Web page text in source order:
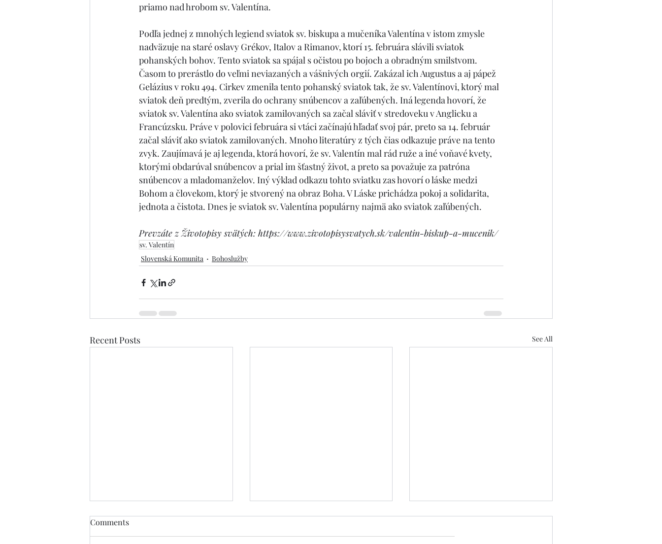
priamo nad hrobom sv. Valentína.
Podľa jednej z mnohých legiend sviatok sv. biskupa a mučeníka Valentína v istom zmysle
nadväzuje na staré oslavy Grékov, Italov a Rimanov, ktorí 15. februára slávili sviatok
pohanských bohov. Tento sviatok sa spájal s očistou po bojoch a obradným smilstvom.
Časom to prerástlo do veľmi neviazaných a vášnivých orgií. Zakázal ich Augustus a aj pápež
Gelázius v roku 494. Cirkev zmenila tento pohanský sviatok tak, že sv. Valentínovi, ktorý mal
sviatok deň predtým, zverila do ochrany snúbencov a zaľúbených. Iná legenda hovorí, že
sviatok sv. Valentína ako sviatok zamilovaných sa začal sláviť v stredoveku v Anglicku a
Francúzsku. Práve v polovici februára si vtáci začínajú hľadať svoj pár, preto sa 14. február
začal sláviť ako sviatok zamilovaných. Mnoho literatúry z tých čias odkazuje práve na tento
zvyk. Zaujímavá je aj legenda, ktorá hovorí, že sv. Valentín mal rád ruže a iné voňavé kvety,
ktorými obdarúval snúbencov a prial im šťastný život, a preto sa považuje za patróna
snúbencov a mladomanželov. Iný výklad odkazu tohto sviatku zas hovorí o láske medzi
Bohom a človekom, ktorý je stvorený na obraz Boha. V Láske prichádza pokoj a solidarita,
jednota a čistota. Dnes je sviatok sv. Valentína populárny najmä ako sviatok zaľúbených.
Prevzáte z Životopisy svätých: https://www.zivotopisysvatych.sk/valentin-biskup-a-mucenik/
sv. Valentín
Slovenská Komunita
Bohoslužby
Recent Posts See All
Comments